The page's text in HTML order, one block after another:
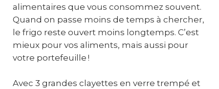
alimentaires que vous consommez souvent.
Quand on passe moins de temps à chercher,
le frigo reste ouvert moins longtemps. C’est
mieux pour vos aliments, mais aussi pour
votre portefeuille !
Avec 3 grandes clayettes en verre trempé et